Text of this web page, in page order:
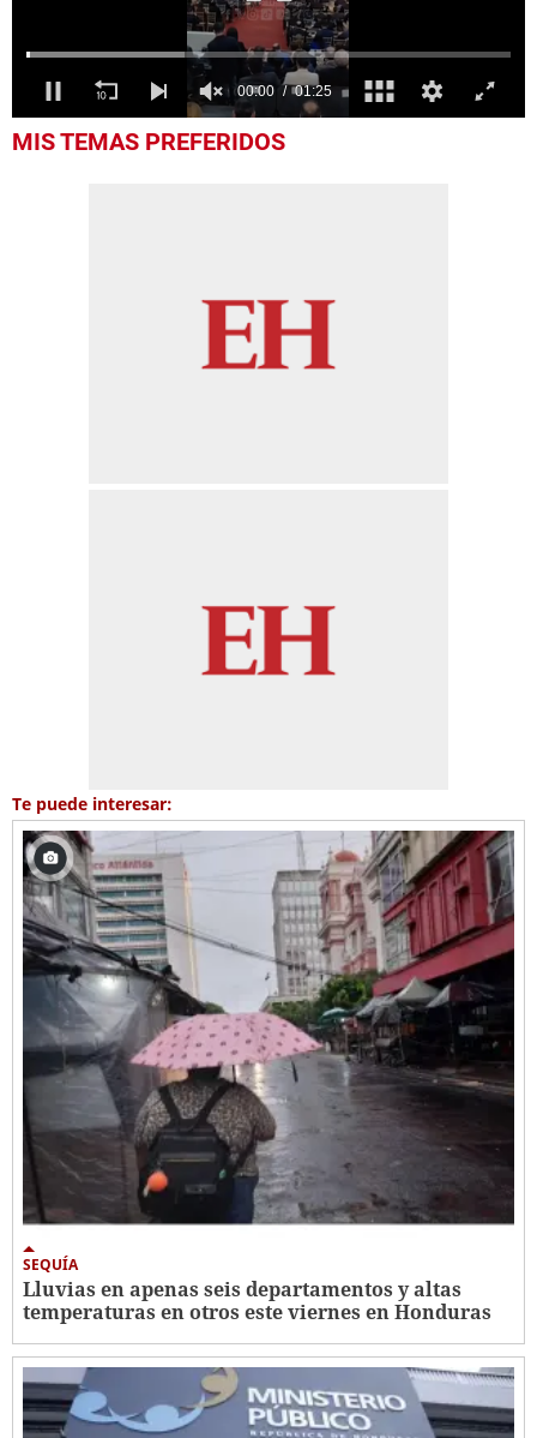
of
MIS TEMAS PREFERIDOS
Te puede interesar:
SEQUÍA
Lluvias en apenas seis departamentos y altas
temperaturas en otros este viernes en Honduras